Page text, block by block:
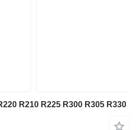
R210 R225 R300 R305 R330